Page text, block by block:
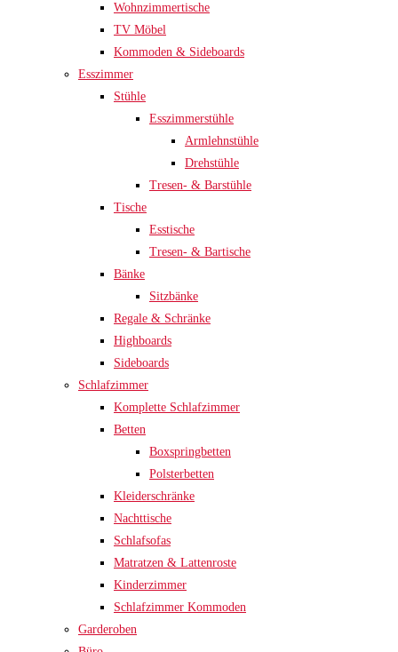
Wohnzimmertische
TV Möbel
Kommoden & Sideboards
Esszimmer
Stühle
Esszimmerstühle
Armlehnstühle
Drehstühle
Tresen- & Barstühle
Tische
Esstische
Tresen- & Bartische
Bänke
Sitzbänke
Regale & Schränke
Highboards
Sideboards
Schlafzimmer
Komplette Schlafzimmer
Betten
Boxspringbetten
Polsterbetten
Kleiderschränke
Nachttische
Schlafsofas
Matratzen & Lattenroste
Kinderzimmer
Schlafzimmer Kommoden
Garderoben